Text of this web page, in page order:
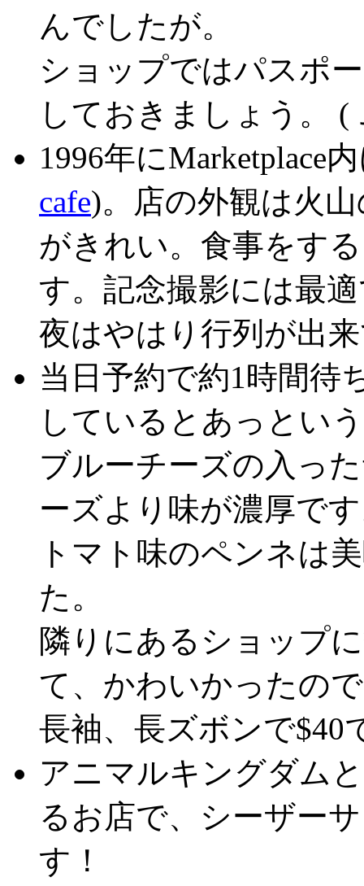
んでしたが。
ショップではパスポ
しておきましょう。 (
1996年にMarketplace
cafe)。店の外観は火
がきれい。食事をす
す。記念撮影には最
夜はやはり行列が出
当日予約で約1時間待
しているとあっとい
ブルーチーズの入っ
ーズより味が濃厚で
トマト味のペンネは
た。
隣りにあるショップ
て、かわいかったの
長袖、長ズボンで$40
アニマルキングダム
るお店で、シーザー
す！